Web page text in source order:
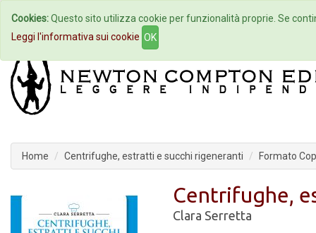
Home Autori Eventi
Home Centrifughe, estratti e succhi rigeneranti Formato
Centrifughe,
Clara Serretta
Cookies:Questo sito utilizza cookie per funzionalità proprie. Se
Leggi l'informativa sui cookie OK